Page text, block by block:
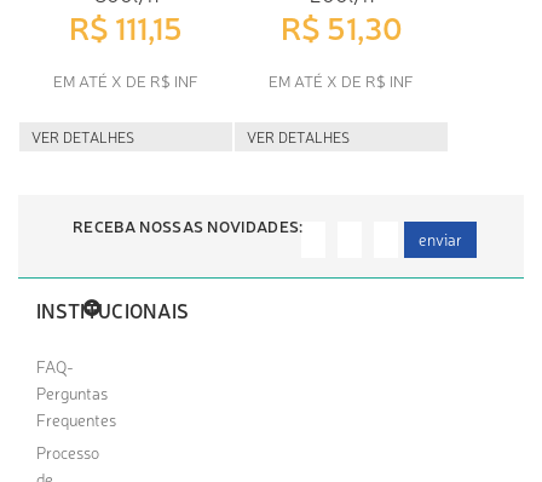
R$ 111,15
EM ATÉ X DE R$ INF
VER DETALHES
R$ 51,30
EM ATÉ X DE R$ INF
VER DETALHES
RECEBA NOSSAS NOVIDADES:
enviar
INSTITUCIONAIS
FAQ-
Perguntas
Frequentes
Processo